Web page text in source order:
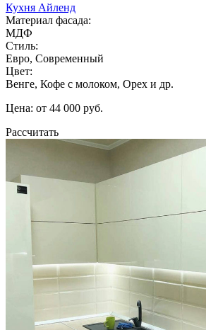
Кухня Айленд
Материал фасада:
МДФ
Стиль:
Евро, Современный
Цвет:
Венге, Кофе с молоком, Орех и др.
Цена: от 44 000 руб.
Рассчитать